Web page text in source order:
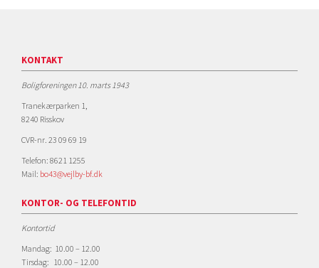
KONTAKT
Boligforeningen 10. marts 1943
Tranekærparken 1,
8240 Risskov
CVR-nr. 23 09 69 19
Telefon: 8621 1255
Mail: bo43@vejlby-bf.dk
KONTOR- OG TELEFONTID
Kontortid
Mandag: 10.00 – 12.00
Tirsdag: 10.00 – 12.00